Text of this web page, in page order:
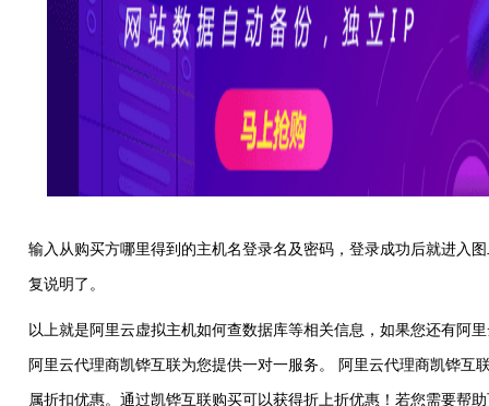
输入从购买方哪里得到的主机名登录名及密码，登录成功后就进入
复说明了。
以上就是阿里云虚拟主机如何查数据库等相关信息，如果您还有阿
阿里云代理商凯铧互联为您提供一对一服务。 阿里云代理商凯铧
属折扣优惠。通过凯铧互联购买可以获得折上折优惠！若您需要帮